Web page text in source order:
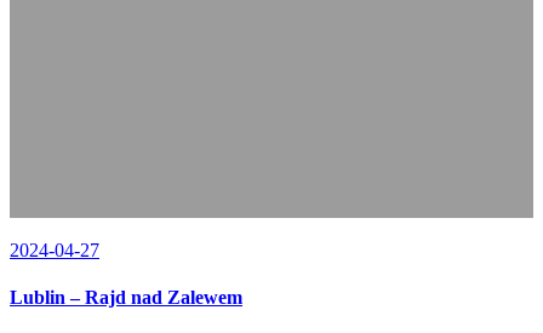
2024-04-27
Lublin – Rajd nad Zalewem